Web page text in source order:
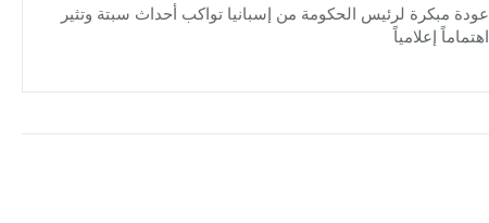
عودة مبكرة لرئيس الحكومة من إسبانيا تواكب أحداث سبتة وتثير
اهتماماً إعلامياً